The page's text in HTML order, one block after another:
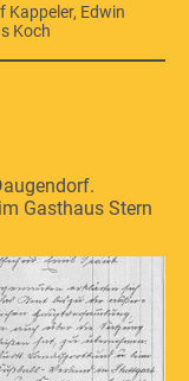
Kappeler, Edwin
Koch
Gasthaus Stern